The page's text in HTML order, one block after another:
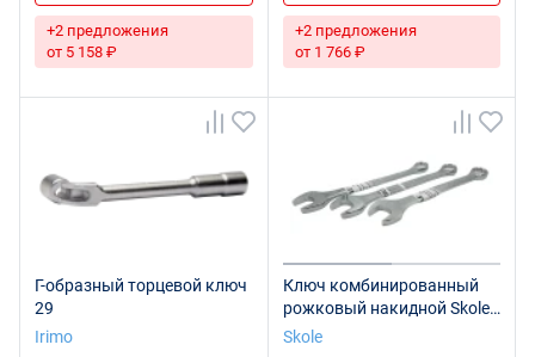
+2 предложения
от 5 158 ₽
+2 предложения
от 1 766 ₽
Г-образный торцевой ключ
29
Irimo
Ключ комбинированный
рожковый накидной Skole
29 мм (KK1) 1шт/уп KK1-
Skole